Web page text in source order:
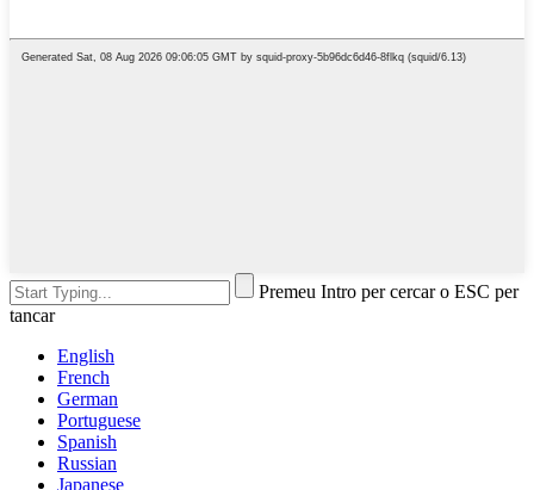
Premeu Intro per cercar o ESC per
tancar
English
French
German
Portuguese
Spanish
Russian
Japanese